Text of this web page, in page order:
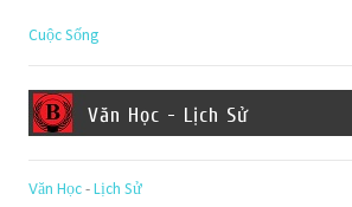
Cuộc Sống
Văn Học - Lịch Sử
Văn Học - Lịch Sử